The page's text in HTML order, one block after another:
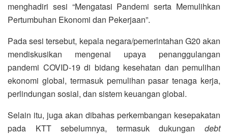
menghadiri sesi “Mengatasi Pandemi serta Memulihkan
Pertumbuhan Ekonomi dan Pekerjaan”.
Pada sesi tersebut, kepala negara/pemerintahan G20 akan
mendiskusikan mengenai upaya penanggulangan
pandemi COVID-19 di bidang kesehatan dan pemulihan
ekonomi global, termasuk pemulihan pasar tenaga kerja,
perlindungan sosial, dan sistem keuangan global.
Selain itu, juga akan dibahas perkembangan kesepakatan
pada KTT sebelumnya, termasuk dukungan debt